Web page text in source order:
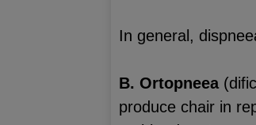
In general,
B. Ortopneea
produce chair in